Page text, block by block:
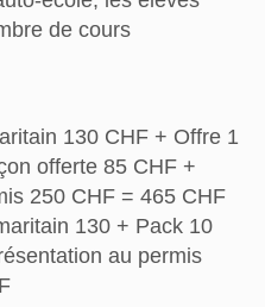
de cours
130 CHF + Offre 1
offerte 85 CHF +
250 CHF = 465 CHF
130 + Pack 10
au permis